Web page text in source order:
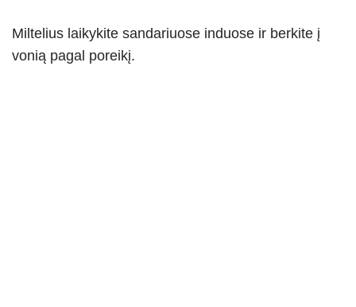
Miltelius laikykite sandariuose induose ir berkite į
vonią pagal poreikį.